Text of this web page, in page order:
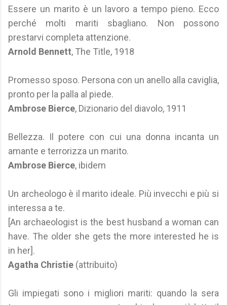
Essere un marito è un lavoro a tempo pieno. Ecco
perché molti mariti sbagliano. Non possono
prestarvi completa attenzione.
Arnold Bennett, The Title, 1918
Promesso sposo. Persona con un anello alla caviglia,
pronto per la palla al piede.
Ambrose Bierce, Dizionario del diavolo, 1911
Bellezza. Il potere con cui una donna incanta un
amante e terrorizza un marito.
Ambrose Bierce, ibidem
Un archeologo è il marito ideale. Più invecchi e più si
interessa a te.
[An archaeologist is the best husband a woman can
have. The older she gets the more interested he is
in her].
Agatha Christie (attribuito)
Gli impiegati sono i migliori mariti: quando la sera